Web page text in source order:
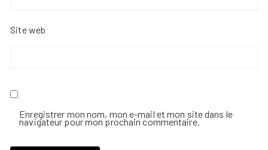
Site web
Enregistrer mon nom, mon e-mail et mon site dans le
navigateur pour mon prochain commentaire.